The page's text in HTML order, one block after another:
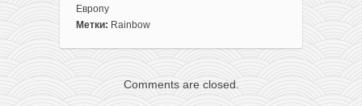
Улетаем
на
или
Барселону
Европу
Метки: Rainbow
Comments are closed.